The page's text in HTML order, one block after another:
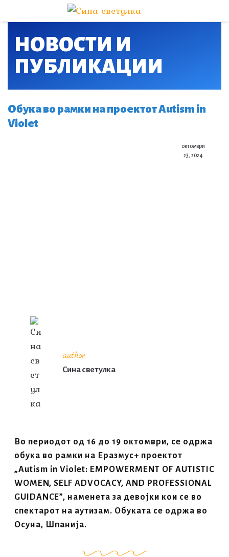
НОВОСТИ И
ПУБЛИКАЦИИ​
Обука во рамки на проектот Autism in
Violet
октомври
23, 2024
author
Сина светулка
Во периодот од 16 до 19 октомври, се одржа
обука во рамки на Еразмус+ проектот
„Autism in Violet: EMPOWERMENT OF AUTISTIC
WOMEN, SELF ADVOCACY, AND PROFESSIONAL
GUIDANCE”, наменета за девојки кои се во
спектарот на аутизам. Обуката се одржа во
Осуна, Шпанија.